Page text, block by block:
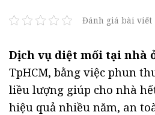
Đánh giá bài viết
Dịch vụ diệt mối tại nhà
TpHCM, bằng việc phun
liều lượng giúp cho nhà
hiệu quả nhiều năm, an